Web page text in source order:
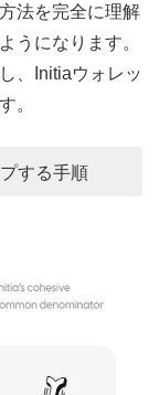
法を完全に理解
うになります。
、Initiaウォレッ
。
する手順